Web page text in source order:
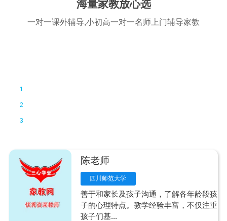
海量家教放心选
一对一课外辅导,小初高一对一名师上门辅导家教
1
2
3
陈老师
四川师范大学
善于和家长及孩子沟通，了解各年龄段孩
子的心理特点。教学经验丰富，不仅注重
孩子们基...